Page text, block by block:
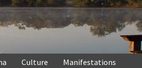
Culture Manifestations